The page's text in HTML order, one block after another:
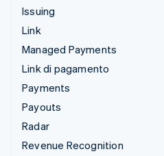
Issuing
Link
Managed Payments
Link di pagamento
Payments
Payouts
Radar
Revenue Recognition